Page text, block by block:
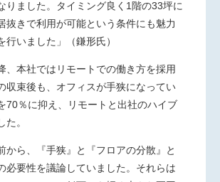
りました。タイミング良く 1 階の33坪に
抜きで利用が可能という条件にも魅力
行いました」（鎌形氏）
、本社ではリモートでの働き方を採用
収束後も、オフィスが手狭になってい
70％に抑え、リモートと出社のハイブ
た。
から、『手狭』と『フロアの分散』と
必要性を議論していました。それらは